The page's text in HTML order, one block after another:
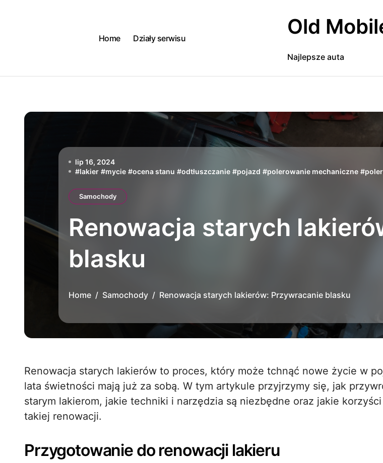
Home
Działy serwisu Old
Najlepsze auta
lip 16, 2024
#lakier #mycie #ocena stanu #odtłuszczanie #pojazd #polerowanie mechaniczne #
Samochody
Renowacja starych
blasku
Home Samochody Renowacja starych lakierów: Przywracanie blasku
Renowacja starych lakierów to proces, który może tchnąć nowe życie w pojazdy, które
lata świetności mają już za sobą. W tym artykule przyjrzymy się, jak
starym lakierom, jakie techniki i narzędzia są niezbędne oraz jakie korzyści
takiej renowacji.
Przygotowanie do renowacji lakieru